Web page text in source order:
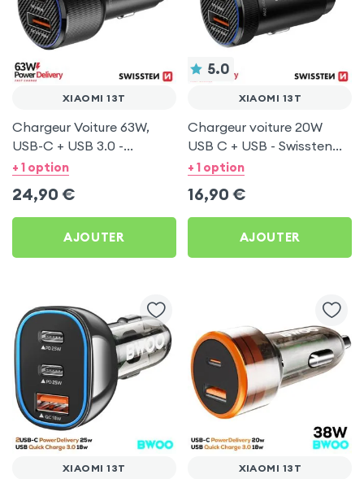
XIAOMI 13T
Chargeur Voiture 63W,
USB-C + USB 3.0 -
Swissten pour Xiaomi 13T
+ 1 option
24,90 €
AJOUTER
5.0
XIAOMI 13T
Chargeur voiture 20W
USB C + USB - Swissten
pour Xiaomi 13T
+ 1 option
16,90 €
AJOUTER
XIAOMI 13T XIAOMI 13T